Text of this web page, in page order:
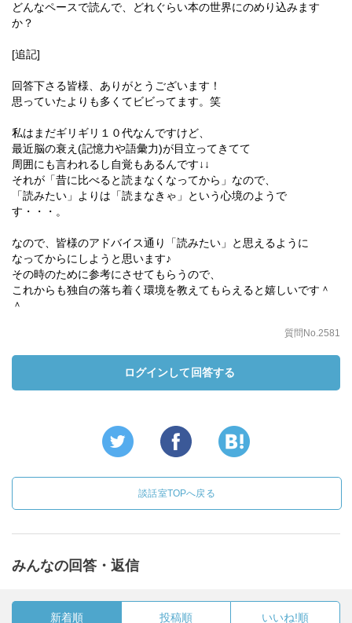
どんなペースで読んで、どれぐらい本の世界にのめり込みます
か？
[追記]
回答下さる皆様、ありがとうございます！
思っていたよりも多くてビビってます。笑
私はまだギリギリ１０代なんですけど、
最近脳の衰え(記憶力や語彙力)が目立ってきてて
周囲にも言われるし自覚もあるんです↓↓
それが「昔に比べると読まなくなってから」なので、
「読みたい」よりは「読まなきゃ」という心境のようで
す・・・。
なので、皆様のアドバイス通り「読みたい」と思えるように
なってからにしようと思います♪
その時のために参考にさせてもらうので、
これからも独自の落ち着く環境を教えてもらえると嬉しいです＾
＾
質問No.2581
ログインして回答する
談話室TOPへ戻る
みんなの回答・返信
新着順 投稿順 いいね!順